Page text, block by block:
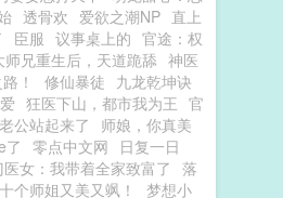
透骨欢 爱欲之潮NP 直上
臣服 议事桌上的 官途：权
兄重生后，天道跪舔 神医
！ 修仙暴徒 九龙乾坤诀
狂医下山，都市我为王 官
公站起来了
师娘，你真美
了 零点中文网
日复一日
医女：我带着全家致富了
落
个师姐又美又飒！
梦想小